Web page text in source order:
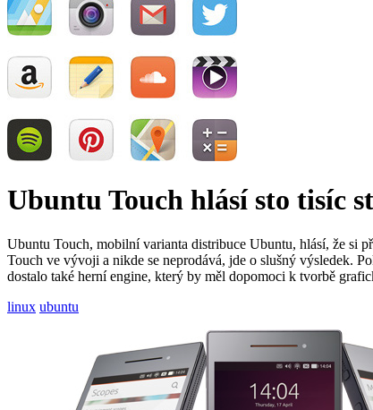
Ubuntu Touch hlásí sto tisíc
Ubuntu Touch, mobilní varianta distribuce Ubuntu, hlásí, že si
Touch ve vývoji a nikde se neprodává, jde o slušný výsledek.
dostalo také herní engine, který by měl dopomoci k tvorbě
linux ubuntu